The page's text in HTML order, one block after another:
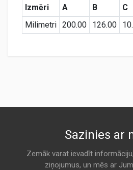
Izmēri A B C
Milimetri 200.00 126.00
AF26665
AF26665Sazinies ar
Zemāk varat ievadīt
ziņojumus, un mēs ar